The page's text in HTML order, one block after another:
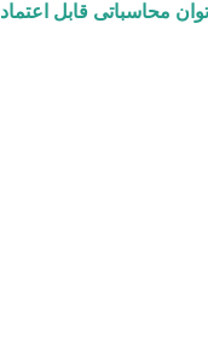
محاسباتی قابل اعتماد